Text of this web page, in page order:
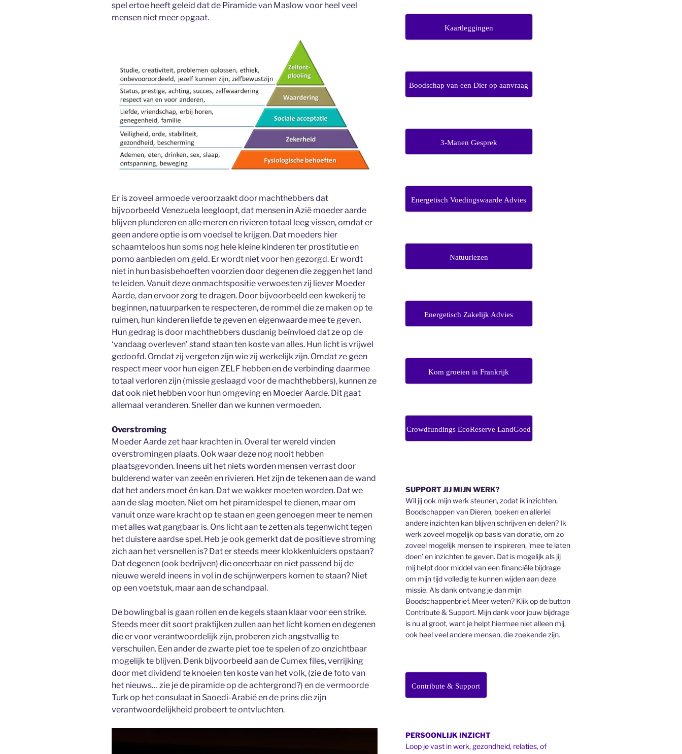
spel ertoe heeft geleid dat de Piramide van Maslow voor heel veel
mensen niet meer opgaat.
Er is zoveel armoede veroorzaakt door machthebbers dat
bijvoorbeeld Venezuela leegloopt, dat mensen in Azië moeder aarde
blijven plunderen en alle meren en rivieren totaal leeg vissen, omdat er
geen andere optie is om voedsel te krijgen. Dat moeders hier
schaamteloos hun soms nog hele kleine kinderen ter prostitutie en
porno aanbieden om geld. Er wordt niet voor hen gezorgd. Er wordt
niet in hun basisbehoeften voorzien door degenen die zeggen het land
te leiden. Vanuit deze onmachtspositie verwoesten zij liever Moeder
Aarde, dan ervoor zorg te dragen. Door bijvoorbeeld een kwekerij te
beginnen, natuurparken te respecteren, de rommel die ze maken op te
ruimen, hun kinderen liefde te geven en eigenwaarde mee te geven.
Hun gedrag is door machthebbers dusdanig beïnvloed dat ze op de
‘vandaag overleven’ stand staan ten koste van alles. Hun licht is vrijwel
gedoofd. Omdat zij vergeten zijn wie zij werkelijk zijn. Omdat ze geen
respect meer voor hun eigen ZELF hebben en de verbinding daarmee
totaal verloren zijn (missie geslaagd voor de machthebbers), kunnen ze
dat ook niet hebben voor hun omgeving en Moeder Aarde. Dit gaat
allemaal veranderen. Sneller dan we kunnen vermoeden.
Overstroming
Moeder Aarde zet haar krachten in. Overal ter wereld vinden
overstromingen plaats. Ook waar deze nog nooit hebben
plaatsgevonden. Ineens uit het niets worden mensen verrast door
bulderend water van zeeën en rivieren. Het zijn de tekenen aan de wand
dat het anders moet én kan. Dat we wakker moeten worden. Dat we
aan de slag moeten. Niet om het piramidespel te dienen, maar om
vanuit onze ware kracht op te staan en geen genoegen meer te nemen
met alles wat gangbaar is. Ons licht aan te zetten als tegenwicht tegen
het duistere aardse spel. Heb je ook gemerkt dat de positieve stroming
zich aan het versnellen is? Dat er steeds meer klokkenluiders opstaan?
Dat degenen (ook bedrijven) die oneerbaar en niet passend bij de
nieuwe wereld ineens in vol in de schijnwerpers komen te staan? Niet
op een voetstuk, maar aan de schandpaal.
De bowlingbal is gaan rollen en de kegels staan klaar voor een strike.
Steeds meer dit soort praktijken zullen aan het licht komen en degenen
die er voor verantwoordelijk zijn, proberen zich angstvallig te
verschuilen. Een ander de zwarte piet toe te spelen of zo onzichtbaar
mogelijk te blijven. Denk bijvoorbeeld aan de Cumex files, verrijking
door met dividend te knoeien ten koste van het volk, (zie de foto van
het nieuws… zie je de piramide op de achtergrond?) en de vermoorde
Turk op het consulaat in Saoedi-Arabië en de prins die zijn
verantwoordelijkheid probeert te ontvluchten.
Kaartleggingen
Boodschap van een Dier op aanvraag
3-Manen Gesprek
Energetisch Voedingswaarde Advies
Natuurlezen
Energetisch Zakelijk Advies
Kom groeien in Frankrijk
Crowdfundings EcoReserve LandGoed
SUPPORT JIJ MIJN WERK?
Wil jij ook mijn werk steunen, zodat ik inzichten,
Boodschappen van Dieren, boeken en allerlei
andere inzichten kan blijven schrijven en delen? Ik
werk zoveel mogelijk op basis van donatie, om zo
zoveel mogelijk mensen te inspireren, 'mee te laten
doen' en inzichten te geven. Dat is mogelijk als jij
mij helpt door middel van een financiële bijdrage
om mijn tijd volledig te kunnen wijden aan deze
missie. Als dank ontvang je dan mijn
Boodschappenbrief. Meer weten? Klik op de button
Contribute & Support. Mijn dank voor jouw bijdrage
is nu al groot, want je helpt hiermee niet alleen mij,
ook heel veel andere mensen, die zoekende zijn.
Contribute & Support
PERSOONLIJK INZICHT
Loop je vast in werk, gezondheid, relaties, of